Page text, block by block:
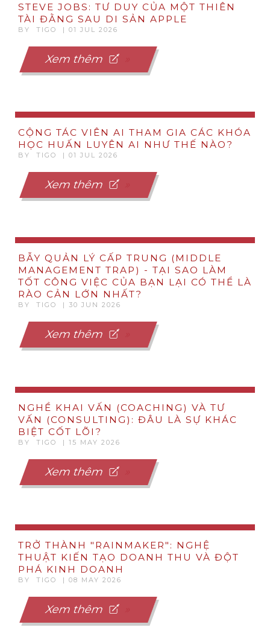
STEVE JOBS: TƯ DUY CỦA MỘT THIÊN
TÀI ĐẰNG SAU DI SẢN APPLE
BY TIGO | 01 JUL 2026
Xem thêm
CỘNG TÁC VIÊN AI THAM GIA CÁC KHÓA
HỌC HUẤN LUYÊN AI NHƯ THẾ NÀO?
BY TIGO | 01 JUL 2026
Xem thêm
BẪY QUẢN LÝ CẤP TRUNG (MIDDLE
MANAGEMENT TRAP) - TẠI SAO LÀM
TỐT CÔNG VIỆC CỦA BẠN LẠI CÓ THỂ LÀ
RÀO CẢN LỚN NHẤT?
BY TIGO | 30 JUN 2026
Xem thêm
NGHỀ KHAI VẤN (COACHING) VÀ TƯ
VẤN (CONSULTING): ĐÂU LÀ SỰ KHÁC
BIỆT CỐT LÕI?
BY TIGO | 15 MAY 2026
Xem thêm
TRỞ THÀNH "RAINMAKER": NGHỆ
THUẬT KIẾN TẠO DOANH THU VÀ ĐỘT
PHÁ KINH DOANH
BY TIGO | 08 MAY 2026
Xem thêm